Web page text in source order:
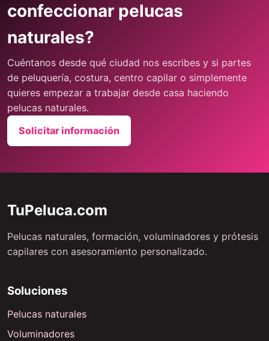
confeccionar pelucas
naturales?
Cuéntanos desde qué ciudad nos escribes y si partes
de peluquería, costura, centro capilar o simplemente
quieres empezar a trabajar desde casa haciendo
pelucas naturales.
Solicitar información
TuPeluca.com
Pelucas naturales, formación, voluminadores y prótesis
capilares con asesoramiento personalizado.
Soluciones
Pelucas naturales
Voluminadores